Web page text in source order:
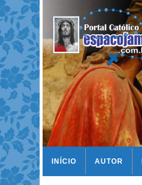
INÍCIO AUTOR